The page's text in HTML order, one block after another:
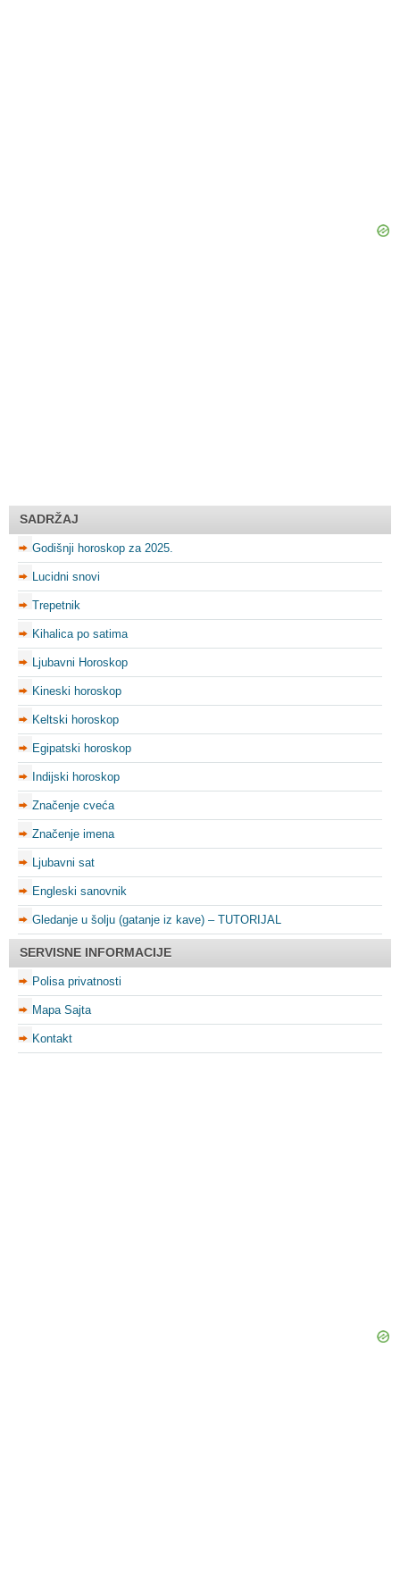
SADRŽAJ
Godišnji horoskop za 2025.
Lucidni snovi
Trepetnik
Kihalica po satima
Ljubavni Horoskop
Kineski horoskop
Keltski horoskop
Egipatski horoskop
Indijski horoskop
Značenje cveća
Značenje imena
Ljubavni sat
Engleski sanovnik
Gledanje u šolju (gatanje iz kave) – TUTORIJAL
SERVISNE INFORMACIJE
Polisa privatnosti
Mapa Sajta
Kontakt